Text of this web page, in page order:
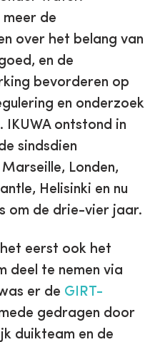
meer de
over het belang van
en de
bevorderen op
en onderzoek
ontstond in
sindsdien
Londen,
Helisinki en nu
om de drie-vier jaar.
eerst ook het
deel te nemen via
er de GIRT-
gedragen door
duikteam en de